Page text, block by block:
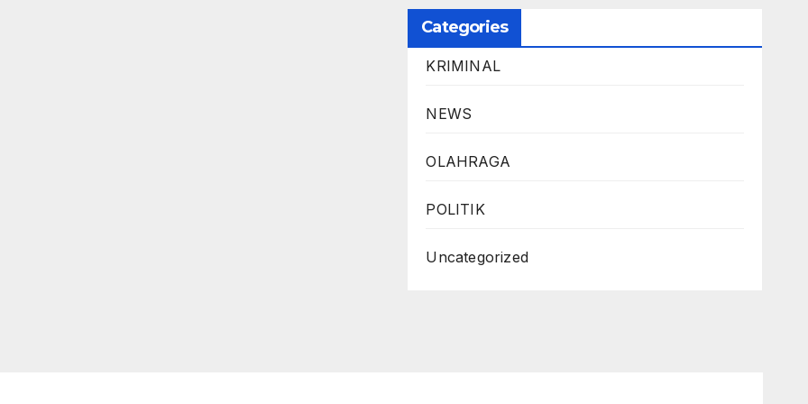
Categories
KRIMINAL
NEWS
OLAHRAGA
POLITIK
Uncategorized